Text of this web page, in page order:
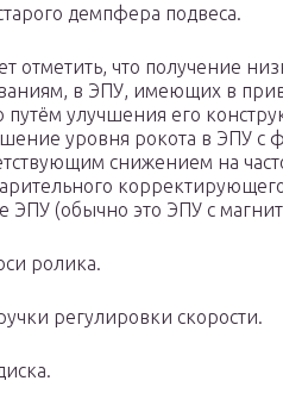
демпфера подвеса.
отметить, что получение
в ЭПУ, имеющих в
путём улучшения его
уровня рокота в ЭПУ с
снижением на
ЭПУ (обычно это ЭПУ с
ролика.
регулировки скорости.